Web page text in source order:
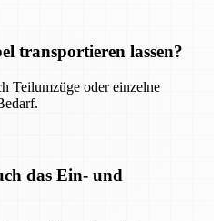
transportieren lassen?
Teilumzüge oder einzelne
das Ein- und